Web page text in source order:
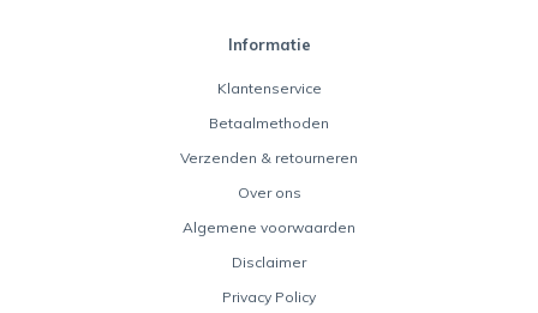
Informatie
Klantenservice
Betaalmethoden
Verzenden & retourneren
Over ons
Algemene voorwaarden
Disclaimer
Privacy Policy